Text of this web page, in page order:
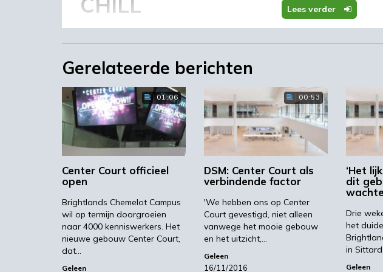
Lees verder
(Chemelot Innovation and Learning Labs, een
Arcus College en Leeuwenborgh) gaan gebruik maken
leeromgevingen in Center Court. Het gebouw is ook de
Brightlands Chemelot Campus en binnenkort nemen DSM
Ventures er hun intrek.
Opening in november
Center Court wordt officieel geopend op woensdag 16
van de Koning van de Provincie Limburg, drs. Th. J.F.M
Leeftink van het Ministerie van Economische Zaken. De
vertegenwoordigd door prof. Dr. M. Paul,
Gerelateerde berichten
01:06
Center Court officieel
open
Brightlands Chemelot Campus
wil op termijn doorgroeien
naar 4000 kenniswerkers. Het
nieuwe gebouw Center Court,
dat…
Geleen
00:53
DSM: Center Court als
verbindende factor
'We hebben ons op Center
Court gevestigd, niet alleen
vanwege het mooie gebouw
en het uitzicht,…
Geleen
16/11/2016
‘Het
dit
Drie
het
in
Geleen